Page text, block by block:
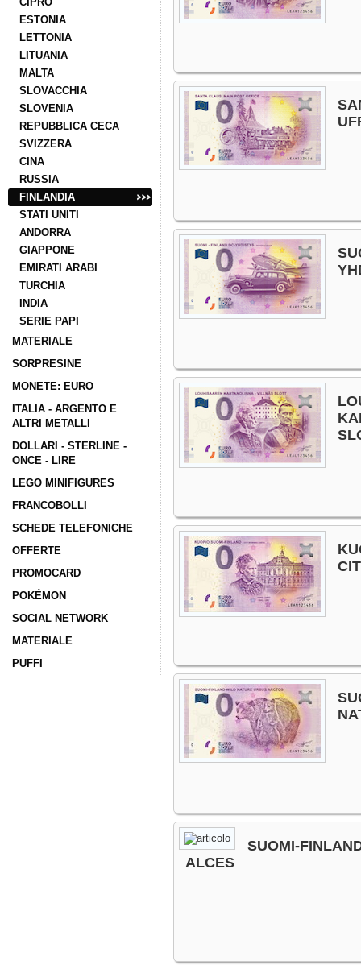
ESTONIA
LETTONIA
LITUANIA
MALTA
SLOVACCHIA
SLOVENIA
REPUBBLICA CECA
SVIZZERA
CINA
RUSSIA
FINLANDIA
STATI UNITI
ANDORRA
GIAPPONE
EMIRATI ARABI
TURCHIA
INDIA
SERIE PAPI
MATERIALE
SORPRESINE
MONETE: EURO
ITALIA - ARGENTO E
ALTRI METALLI
DOLLARI - STERLINE -
ONCE - LIRE
LEGO MINIFIGURES
FRANCOBOLLI
SCHEDE TELEFONICHE
OFFERTE
PROMOCARD
POKÉMON
SOCIAL NETWORK
MATERIALE
PUFFI
SUOMI-
ALCES